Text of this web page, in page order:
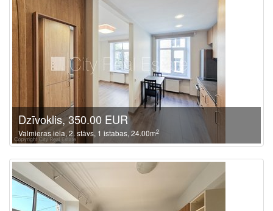
Dzīvoklis, 350.00 EUR
Valmieras iela, 2. stāvs, 1 istabas, 24.00m2